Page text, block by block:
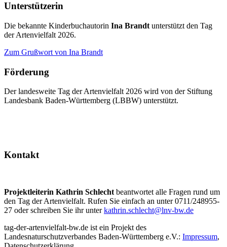
Unterstützerin
Die bekannte Kinderbuchautorin Ina Brandt unterstützt den Tag
der Artenvielfalt 2026.
Zum Grußwort von Ina Brandt
Förderung
Der landesweite Tag der Artenvielfalt 2026 wird von der Stiftung
Landesbank Baden-Württemberg (LBBW) unterstützt.
Kontakt
Projektleiterin Kathrin Schlecht beantwortet alle Fragen rund um
den Tag der Artenvielfalt. Rufen Sie einfach an unter 0711/248955-
27 oder schreiben Sie ihr unterkathrin.schlecht@lnv-bw.de
tag-der-artenvielfalt-bw.de ist ein Projekt des
Landesnaturschutzverbandes Baden-Württemberg e.V.: Impressum,